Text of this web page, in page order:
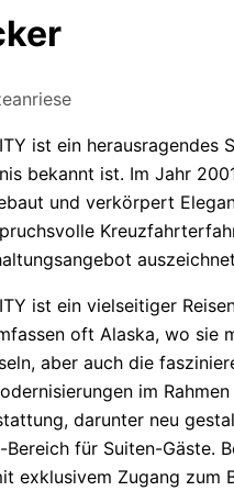
ist ein
bekannt ist. Im Jahr
und verkörpert
ist ein vielseitiger
oft Alaska, wo sie
aber auch die
im
darunter neu
für Suiten-Gäste.
exklusivem Zugang zum